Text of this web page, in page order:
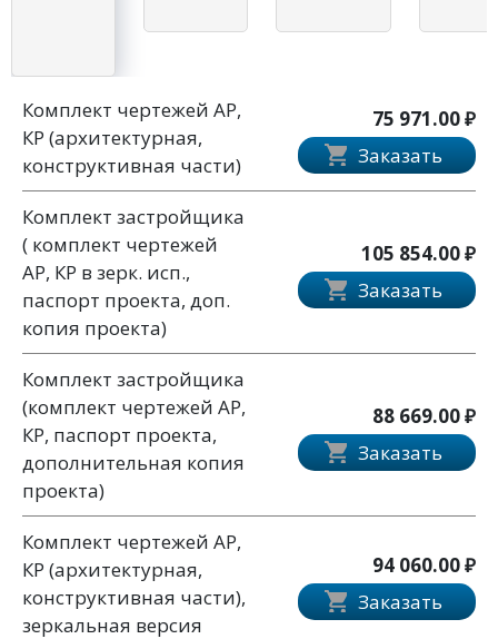
Комплект чертежей АР,
КР (архитектурная,
конструктивная части)
75 971.00 ₽
Заказать
Комплект застройщика
( комплект чертежей
АР, КР в зерк. исп.,
паспорт проекта, доп.
копия проекта)
105 854.00 ₽
Заказать
Комплект застройщика
(комплект чертежей АР,
КР, паспорт проекта,
дополнительная копия
проекта)
88 669.00 ₽
Заказать
Комплект чертежей АР,
КР (архитектурная,
конструктивная части),
зеркальная версия
94 060.00 ₽
Заказать